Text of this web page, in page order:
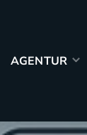
AGENTUR